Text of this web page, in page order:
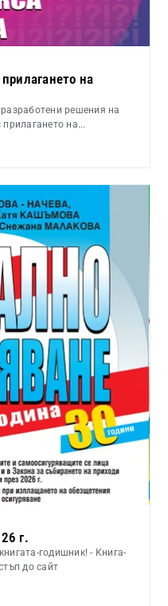
на
решения на
на...
г.
годишник! - Книга-
до сайт